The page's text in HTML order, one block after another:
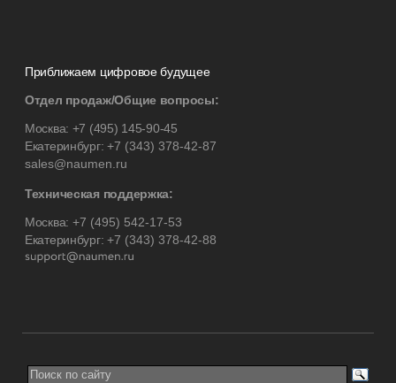
Приближаем цифровое будущее
Отдел продаж/Общие вопросы:
Москва: +7 (495) 145-90-45
Екатеринбург:+7 (343) 378-42-87
sales@naumen.ru
Техническая поддержка:
Москва: +7 (495) 542-17-53
Екатеринбург:+7 (343) 378-42-88